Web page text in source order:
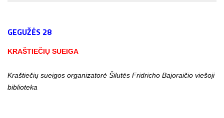
GEGUŽĖS 28
KRAŠTIEČIŲ SUEIGA
Kraštiečių sueigos organizatorė Šilutės Fridricho Bajoraičio viešoji
biblioteka